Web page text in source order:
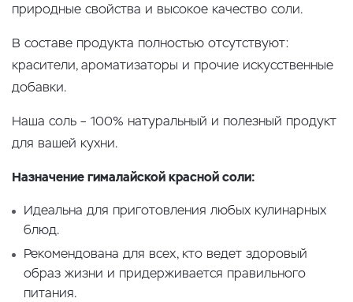
природные свойства и высокое качество соли.
В составе продукта полностью отсутствуют:
красители, ароматизаторы и прочие искусственные
добавки.
Наша соль – 100% натуральный и полезный продукт
для вашей кухни.
Назначение гималайской красной соли:
Идеальна для приготовления любых кулинарных
блюд.
Рекомендована для всех, кто ведет здоровый
образ жизни и придерживается правильного
питания.